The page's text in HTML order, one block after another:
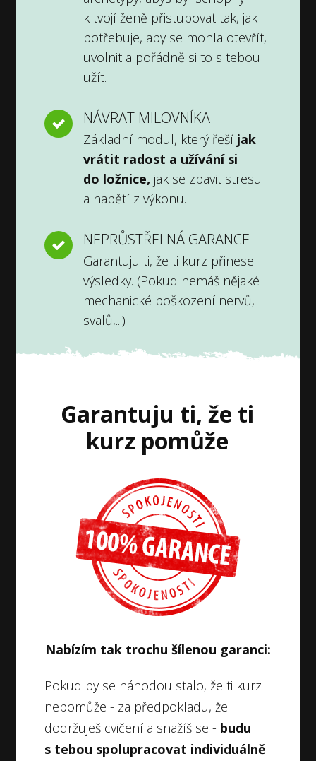
k tvojí ženě přistupovat tak, jak
potřebuje, aby se mohla otevřít,
uvolnit a pořádně si to s tebou
užít.
NÁVRAT MILOVNÍKA
Základní modul, který řeší jak
vrátit radost a užívání si
do ložnice, jak se zbavit stresu
a napětí z výkonu.
NEPRŮSTŘELNÁ GARANCE
Garantuju ti, že ti kurz přinese
výsledky. (Pokud nemáš nějaké
mechanické poškození nervů,
svalů,...)
Garantuju ti, že ti
kurz pomůže
Nabízím tak trochu šílenou garanci:
Pokud by se náhodou stalo, že ti kurz
nepomůže - za předpokladu, že
dodržuješ cvičení a snažíš se - budu
s tebou spolupracovat individuálně